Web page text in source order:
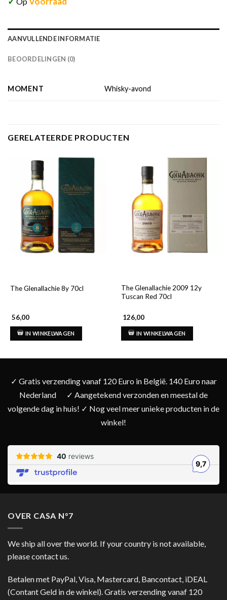
AANVULLENDE INFORMATIE
BEOORDELINGEN (0)
MOMENT Whisky-avond
GERELATEERDE PRODUCTEN
The Glenallachie 8y 70cl
56,00
IN WINKELWAGEN
The Glenallachie 2009 12y
Tuscan Red 70cl
126,00
IN WINKELWAGEN
✓ Gratis verzending vanaf 120 Euro in België. 140 Euro naar
Nederland
✓ Aangetekend verzonden en meestal de
volgende dag in huis! ✓ Nog veel meer unieke producten in de
winkel!
OVER CASA N°7
We ship all over the world. If your country is not available,
please contact us.
Betalen met PayPal, Visa, Mastercard, Bancontact, iDEAL
(Contant Geld in de winkel). Gratis verzending vanaf 120